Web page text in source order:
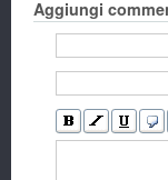
Aggiungi